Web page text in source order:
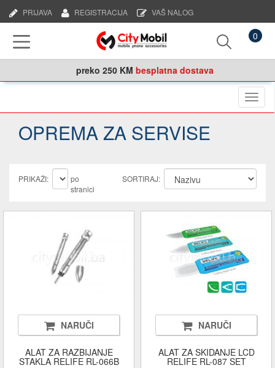
VAŠ NALOG
REGISTRACIJA
PRIJAVA
0
preko 250 KM besplatna dostava
OPREMA ZA SERVISE
PRIKAŽI:
po
stranici
SORTIRAJ:
NARUČI
ALAT ZA RAZBIJANJE
STAKLA RELIFE RL-066B
NARUČI
ALAT ZA SKIDANJE LCD
RELIFE RL-087 SET